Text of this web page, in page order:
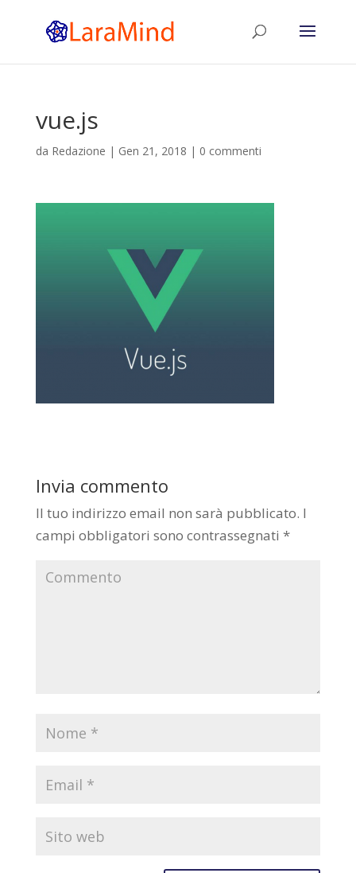
vue.js
da Redazione | Gen 21, 2018 | 0 commenti
Invia commento
Il tuo indirizzo email non sarà pubblicato. I
campi obbligatori sono contrassegnati *